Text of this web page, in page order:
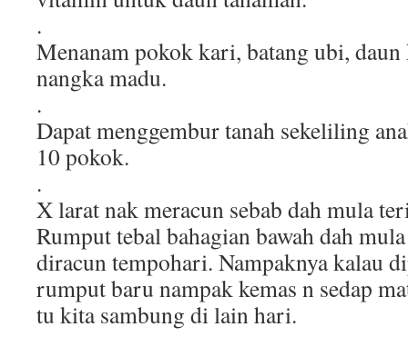
.
Menanam pokok kari, batang ubi,
nangka madu.
.
Dapat menggembur tanah sekeliling
10 pokok.
.
X larat nak meracun sebab dah mula
Rumput tebal bahagian bawah dah
diracun tempohari. Nampaknya kalau
rumput baru nampak kemas n sedap
tu kita sambung di lain hari.